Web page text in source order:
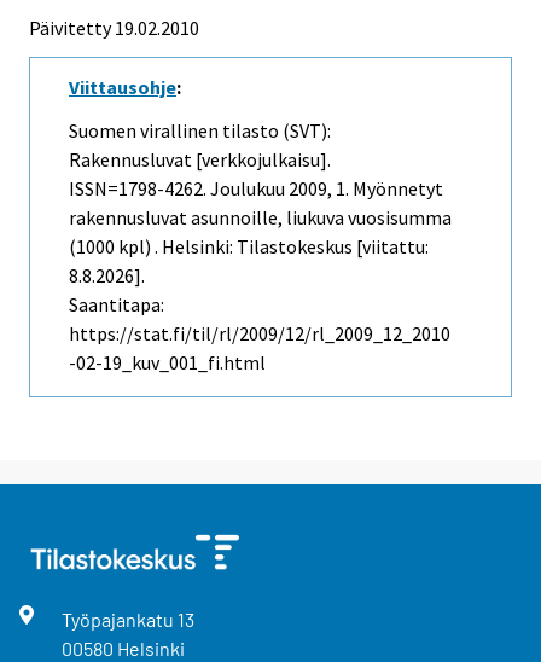
Päivitetty 19.02.2010
Viittausohje:
Suomen virallinen tilasto (SVT):
Rakennusluvat [verkkojulkaisu].
ISSN=1798-4262. Joulukuu 2009, 1. Myönnetyt
rakennusluvat asunnoille, liukuva vuosisumma
(1000 kpl) . Helsinki: Tilastokeskus [viitattu:
8.8.2026].
Saantitapa:
https://stat.fi/til/rl/2009/12/rl_2009_12_2010
-02-19_kuv_001_fi.html
Työpajankatu 13
00580 Helsinki